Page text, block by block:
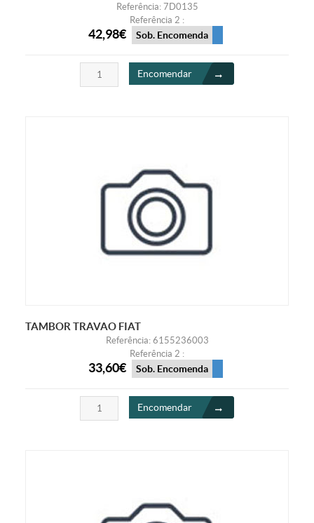
Referência: 7D0135
Referência 2 :
42,98€ Sob. Encomenda
Encomendar
TAMBOR TRAVAO FIAT
Referência: 6155236003
Referência 2 :
33,60€ Sob. Encomenda
Encomendar